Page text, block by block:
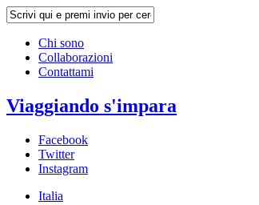
Chi sono
Collaborazioni
Contattami
Viaggiando s'impara
Facebook
Twitter
Instagram
Italia